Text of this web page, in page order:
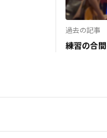
過去の記事
練習の合